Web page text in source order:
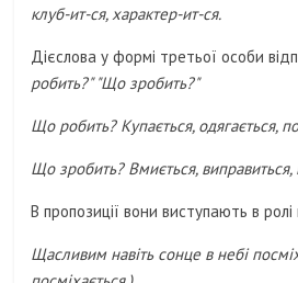
клуб-ит-ся, характер-ит-ся.
Дієслова у формі третьої особи
робить?" "Що зробить?"
Що робить? Купається, одягається,
Що зробить? Вмиється, виправиться,
В пропозиції вони виступають в
Щасливим навіть сонце в небі